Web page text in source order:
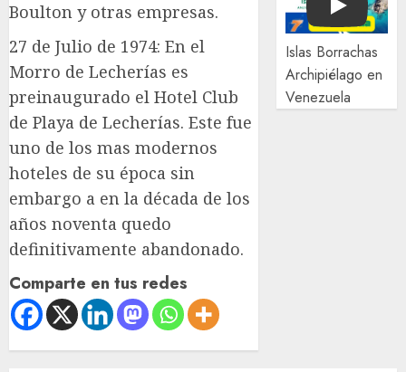
Boulton y otras empresas.
27 de Julio de 1974: En el
Morro de Lecherías es
preinaugurado el Hotel Club
de Playa de Lecherías. Este fue
uno de los mas modernos
hoteles de su época sin
embargo a en la década de los
años noventa quedo
definitivamente abandonado.
Comparte en tus redes
Play
Islas Borrachas
Archipiélago en
Venezuela